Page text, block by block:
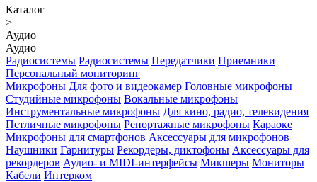
Каталог
>
Аудио
Аудио
Радиосистемы Радиосистемы Передатчики Приемники
Персональный мониторинг
Микрофоны Для фото и видеокамер Головные микрофоны
Студийные микрофоны Вокальные микрофоны
Инструментальные микрофоны Для кино, радио, телевидения
Петличные микрофоны Репортажные микрофоны Караоке
Микрофоны для смартфонов Аксессуары для микрофонов
Наушники Гарнитуры Рекордеры, диктофоны Аксессуары для
рекордеров Аудио- и MIDI-интерфейсы Микшеры Мониторы
Кабели Интерком